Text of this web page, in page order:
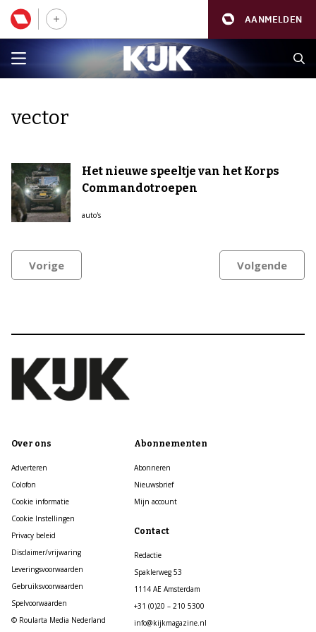
AANMELDEN
vector
Het nieuwe speeltje van het Korps
Commandotroepen
auto's
Vorige Volgende
Over ons
Adverteren
Colofon
Cookie informatie
Cookie Instellingen
Privacy beleid
Disclaimer/vrijwaring
Leveringsvoorwaarden
Gebruiksvoorwaarden
Spelvoorwaarden
© Roularta Media Nederland
Abonnementen
Abonneren
Nieuwsbrief
Mijn account
Contact
Redactie
Spaklerweg 53
1114 AE Amsterdam
+31 (0)20 – 210 5300
info@kijkmagazine.nl